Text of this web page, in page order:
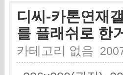
디씨-카톤연재
를 플래쉬로 한
카테고리 없음